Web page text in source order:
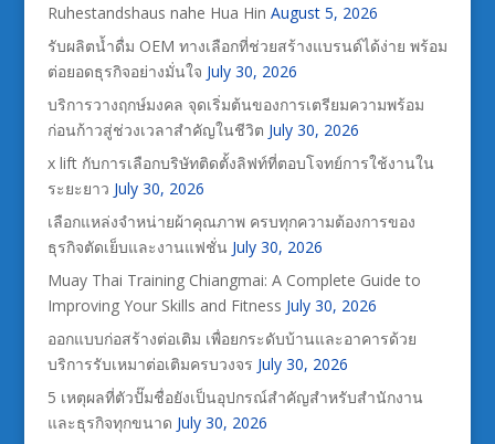
Ruhestandshaus nahe Hua Hin August 5, 2026
รับผลิตน้ำดื่ม OEM ทางเลือกที่ช่วยสร้างแบรนด์ได้ง่าย พร้อม
ต่อยอดธุรกิจอย่างมั่นใจ July 30, 2026
บริการวางฤกษ์มงคล จุดเริ่มต้นของการเตรียมความพร้อม
ก่อนก้าวสู่ช่วงเวลาสำคัญในชีวิต July 30, 2026
x lift กับการเลือกบริษัทติดตั้งลิฟท์ที่ตอบโจทย์การใช้งานใน
ระยะยาว July 30, 2026
เลือกแหล่งจำหน่ายผ้าคุณภาพ ครบทุกความต้องการของ
ธุรกิจตัดเย็บและงานแฟชั่น July 30, 2026
Muay Thai Training Chiangmai: A Complete Guide to
Improving Your Skills and Fitness July 30, 2026
ออกแบบก่อสร้างต่อเติม เพื่อยกระดับบ้านและอาคารด้วย
บริการรับเหมาต่อเติมครบวงจร July 30, 2026
5 เหตุผลที่ตัวปั๊มชื่อยังเป็นอุปกรณ์สำคัญสำหรับสำนักงาน
และธุรกิจทุกขนาด July 30, 2026